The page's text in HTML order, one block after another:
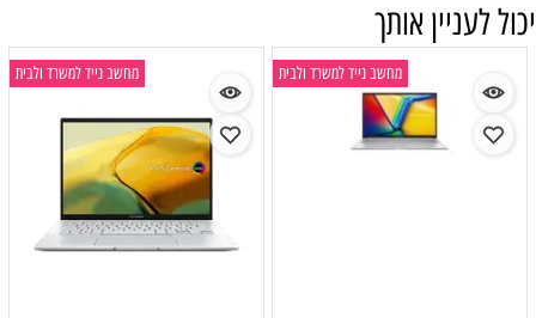
יכול לעניין אותך
מחשב נייד למשרד ולבית מחשב נייד למשרד ולבית